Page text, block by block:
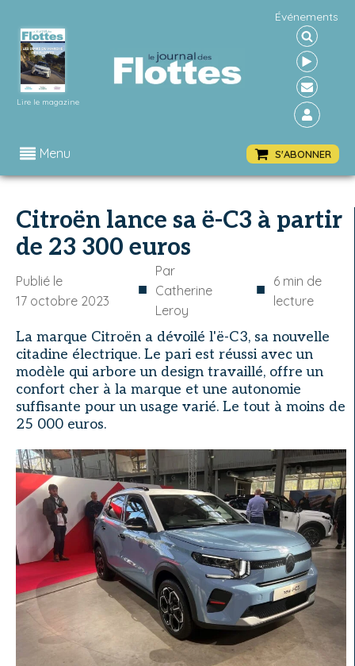
Lire le magazine
Événements
Menu S'ABONNER
Citroën lance sa ë-C3 à partir
de 23 300 euros
Publié le
17 octobre 2023
■
Par
Catherine
Leroy
■ 6 min de
lecture
La marque Citroën a dévoilé l'ë-C3, sa nouvelle
citadine électrique. Le pari est réussi avec un
modèle qui arbore un design travaillé, offre un
confort cher à la marque et une autonomie
suffisante pour un usage varié. Le tout à moins de
25 000 euros.